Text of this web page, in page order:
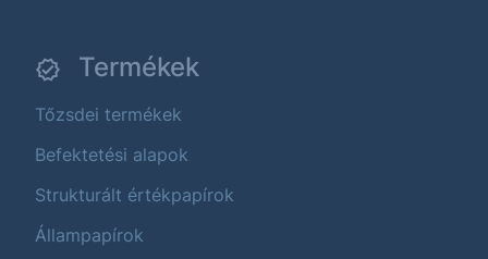
Termékek
Tőzsdei termékek
Befektetési alapok
Strukturált értékpapírok
Állampapírok